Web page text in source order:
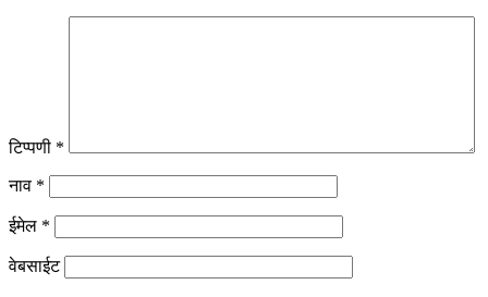
टिप्पणी *
नाव *
ईमेल *
वेबसाईट